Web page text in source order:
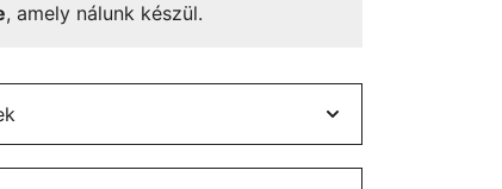
, amely nálunk készül.